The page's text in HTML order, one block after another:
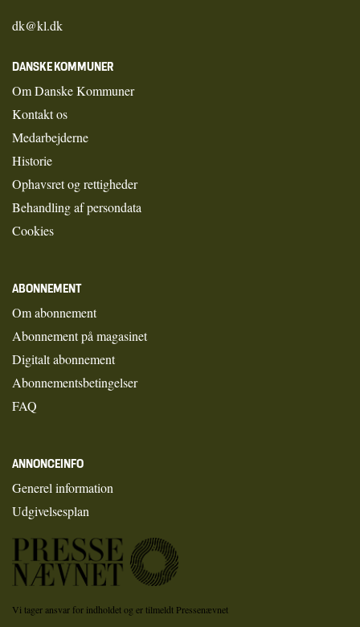
dk@kl.dk
DANSKE KOMMUNER
Om Danske Kommuner
Kontakt os
Medarbejderne
Historie
Ophavsret og rettigheder
Behandling af persondata
Cookies
ABONNEMENT
Om abonnement
Abonnement på magasinet
Digitalt abonnement
Abonnementsbetingelser
FAQ
ANNONCEINFO
Generel information
Udgivelsesplan
Vi tager ansvar for indholdet og er tilmeldt Pressenævnet